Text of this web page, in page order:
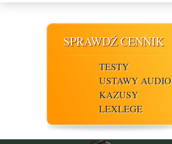
SPRAWDŹ CENNIK
TESTY
USTAWY AUDIO
KAZUSY
LEXLEGE